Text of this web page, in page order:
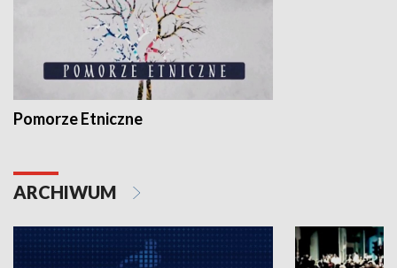
Pomorze Etniczne
ARCHIWUM